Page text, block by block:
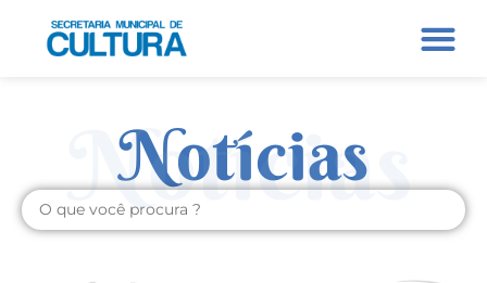
Notícias
Notícias